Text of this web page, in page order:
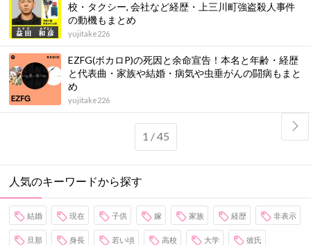
校・タクシー, 会社など経歴・上三川町強盗殺人事件
の動機もまとめ
yujitake226
EZFG(ボカロP)の死因と余命宣告！本名と年齢・経歴
と代表曲・家族や結婚・病気や虫垂がんの闘病もまと
め
yujitake226
1 / 45
人気のキーワードから探す
結婚 現在 子供 嫁 家族 経歴 非表示
旦那 身長 若い頃 高校 大学 彼氏